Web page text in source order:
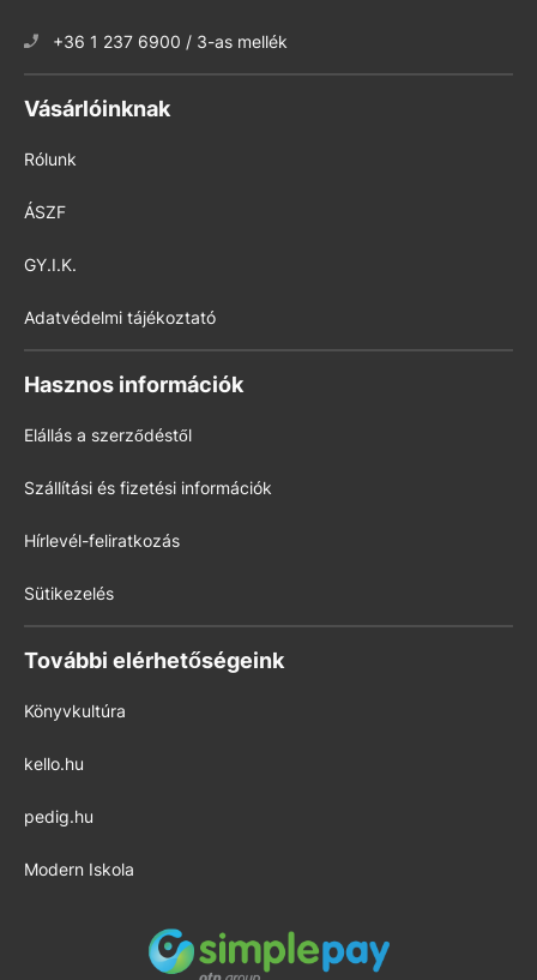
+36 1 237 6900 / 3-as mellék
Vásárlóinknak
Rólunk
ÁSZF
GY.I.K.
Adatvédelmi tájékoztató
Hasznos információk
Elállás a szerződéstől
Szállítási és fizetési információk
Hírlevél-feliratkozás
Sütikezelés
További elérhetőségeink
Könyvkultúra
kello.hu
pedig.hu
Modern Iskola